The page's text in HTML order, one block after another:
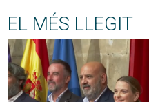
EL MÉS LLEGIT